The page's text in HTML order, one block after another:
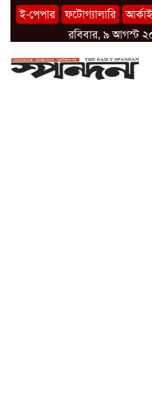
ই-পেপার ফটোগ্যালারি
রবিবার, ৯ আগস্ট